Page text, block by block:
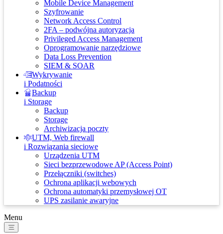
Mobile Device Management
Szyfrowanie
Network Access Control
2FA – podwójna autoryzacja
Privileged Access Management
Oprogramowanie narzędziowe
Data Loss Prevention
SIEM & SOAR
Wykrywanie
i Podatności
Backup
i Storage
Backup
Storage
Archiwizacja poczty
UTM, Web firewall
i Rozwiązania sieciowe
Urządzenia UTM
Sieci bezprzewodowe AP (Access Point)
Przełączniki (switches)
Ochrona aplikacji webowych
Ochrona automatyki przemysłowej OT
UPS zasilanie awaryjne
Menu